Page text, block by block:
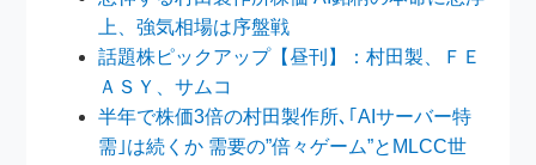
上、強気相場は序盤戦
話題株ピックアップ【昼刊】：村田製、ＦＥ
ＡＳＹ、サムコ
半年で株価3倍の村田製作所､｢AIサーバー特
需｣は続くか 需要の”倍々ゲーム”とMLCC世